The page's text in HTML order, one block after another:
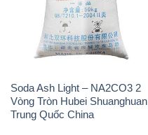
Soda Ash Light – NA2CO3 2
Vòng Tròn Hubei Shuanghuan
Trung Quốc China